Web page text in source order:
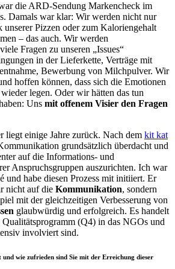
die ARD-Sendung Markencheck im
Damals war klar: Wir werden nicht nur
unserer Pizzen oder zum Kaloriengehalt
– das auch. Wir werden
Fragen zu unseren „Issues“
in der Lieferkette, Verträge mit
Bewerbung von Milchpulver. Wir
hoffen können, dass sich die Emotionen
legen. Oder wir hätten das tun
Uns mit offenem Visier den Fragen
liegt einige Jahre zurück. Nach dem kit kat
grundsätzlich überdacht und
auf die Informations- und
Anspruchsgruppen auszurichten. Ich war
und habe diesen Prozess mit initiiert. Er
nicht auf die Kommunikation, sondern
mit der gleichzeitigen Verbesserung von
glaubwürdig und erfolgreich. Es handelt
Qualitätsprogramm (Q4) in das NGOs und
involviert sind.
und wie zufrieden sind Sie mit der Erreichung dieser